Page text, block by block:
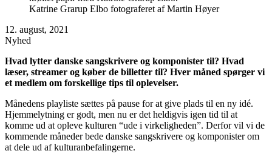
Katrine Grarup Elbo fotograferet af Martin Høyer
12. august, 2021
Nyhed
Hvad lytter danske sangskrivere og komponister til? Hvad
læser, streamer og køber de billetter til? Hver måned spørger vi
et medlem om forskellige tips til oplevelser.
Månedens playliste sættes på pause for at give plads til en ny idé.
Hjemmelytning er godt, men nu er det heldigvis igen tid til at
komme ud at opleve kulturen “ude i virkeligheden”. Derfor vil vi de
kommende måneder bede danske sangskrivere og komponister om
at dele ud af kulturanbefalingerne.